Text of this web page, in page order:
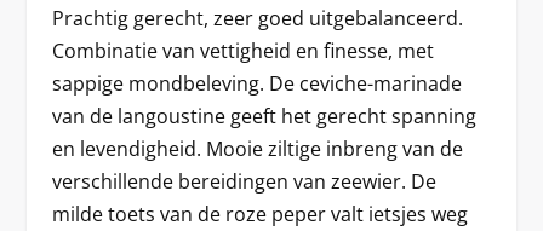
Prachtig gerecht, zeer goed uitgebalanceerd.
Combinatie van vettigheid en finesse, met
sappige mondbeleving. De ceviche-marinade
van de langoustine geeft het gerecht spanning
en levendigheid. Mooie ziltige inbreng van de
verschillende bereidingen van zeewier. De
milde toets van de roze peper valt ietsjes weg